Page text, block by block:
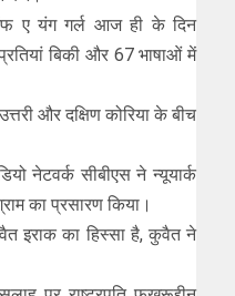
ए यंग गर्ल आज ही के दिन
बिकी और 67 भाषाओं में
और दक्षिण कोरिया के बीच
नेटवर्क सीबीएस ने न्यूयार्क
का प्रसारण किया।
इराक का हिस्सा है, कुवैत ने